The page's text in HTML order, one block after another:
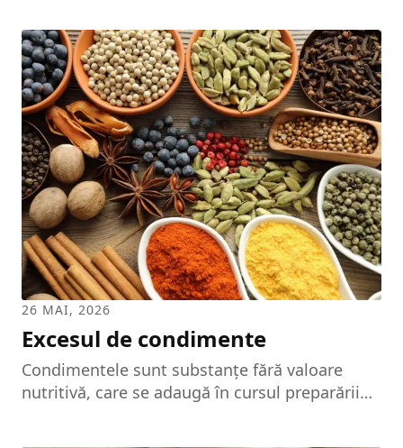
focare, în timp ce cercul are un singur centru.
De ce câmp de forțe? Pentru că o căsătorie
reușită necesită polarizarea soț-soție cu
păstrarea individualității fiecăruia, situație
aptă să genereze o tensiune interpersonală
creatoare. Esențială este conștiința faptului că,
în acest fel, se creează o nouă unitate, o nouă
stare...
26 MAI, 2026
Excesul de condimente
Condimentele sunt substanțe fără valoare
nutritivă, care se adaugă în cursul preparării